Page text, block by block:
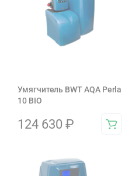
Умягчитель BWT AQA Perla
10 BIO
124 630 ₽